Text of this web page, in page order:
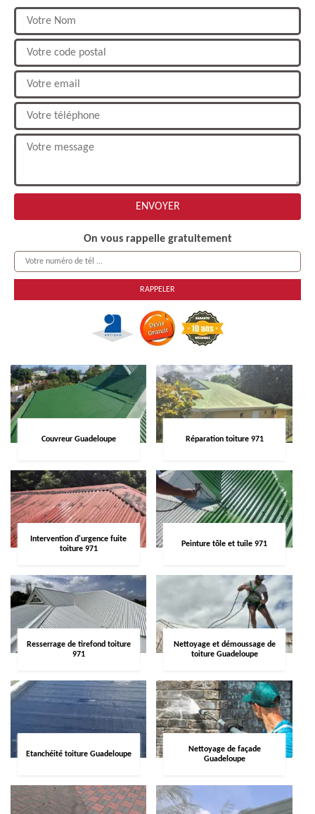
On vous rappelle gratuitement
Couvreur Guadeloupe Réparation toiture 971
Intervention d'urgence fuite
toiture 971
Peinture tôle et tuile 971
Resserrage de tirefond toiture
971
Nettoyage et démoussage de
toiture Guadeloupe
Etanchéité toiture Guadeloupe
Nettoyage de façade
Guadeloupe